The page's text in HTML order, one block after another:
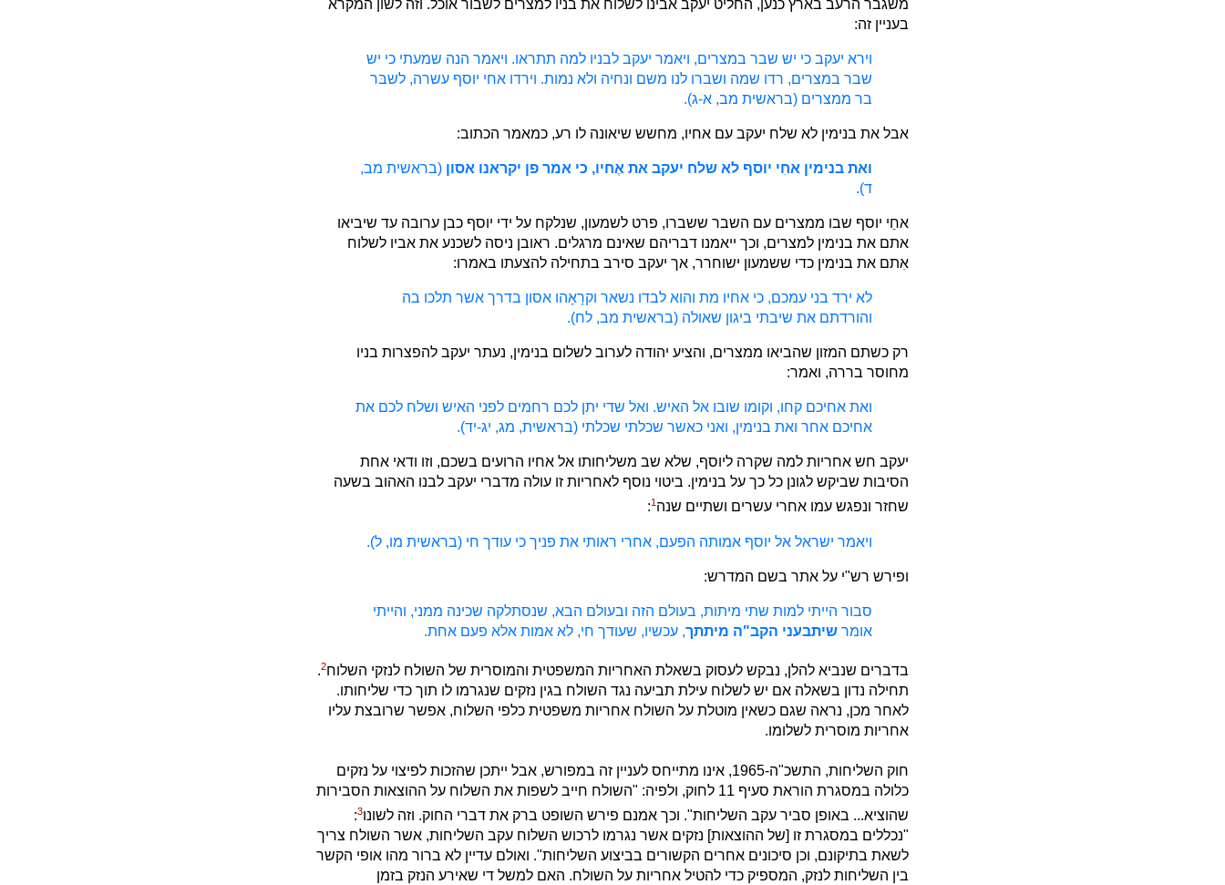
משגבר הרעב בארץ כנען, החליט יעקב אבינו לשלוח את בניו למצרים לשבור אוכל. וזה לשון המקרא
בעניין זה:
וירא יעקב כי יש שבר במצרים, ויאמר יעקב לבניו למה תתראו. ויאמר הנה שמעתי כי יש
שבר במצרים, רדו שמה ושברו לנו משם ונחיה ולא נמות. וירדו אחי יוסף עשרה, לשבּר
בר ממצרים (בראשית מב, א-ג).
אבל את בנימין לא שלח יעקב עם אחיו, מחשש שיאונה לו רע, כמאמר הכתוב:
ואת בנימין אחִי יוסף לא שלח יעקב את אֶחיו, כי אמר פן יקראנו אסון (בראשית מב,
ד).
אחֵי יוסף שבו ממצרים עם השבר ששברו, פרט לשמעון, שנלקח על ידי יוסף כבן ערובה עד שיביאו
אתם את בנימין למצרים, וכך ייאמנו דבריהם שאינם מרגלים. ראובן ניסה לשכנע את אביו לשלוח
אִתם את בנימין כדי ששמעון ישוחרר, אך יעקב סירב בתחילה להצעתו באמרו:
לא ירד בני עמכם, כי אחיו מת והוא לבדו נשאר וקרָאָהו אסון בדרך אשר תלכו בה
והורדתם את שיבתי ביגון שאולה (בראשית מב, לח).
רק כשתם המזון שהביאו ממצרים, והציע יהודה לערוב לשלום בנימין, נעתר יעקב להפצרות בניו
מחוסר בררה, ואמר:
ואת אחיכם קחו, וקומו שובו אל האיש. ואל שדי יתן לכם רחמים לפני האיש ושלח לכם את
אחיכם אחר ואת בנימין, ואני כאשר שכלתי שכלתי (בראשית, מג, יג-יד).
יעקב חש אחריות למה שקרה ליוסף, שלא שב משליחותו אל אחיו הרועים בשכם, וזו ודאי אחת
הסיבות שביקש לגונן כל כך על בנימין. ביטוי נוסף לאחריות זו עולה מדברי יעקב לבנו האהוב בשעה
שחזר ונפגש עמו אחרי עשרים ושתיים שנה1
:
ויאמר ישראל אל יוסף אמותה הפעם, אחרי ראותי את פניך כי עודך חי (בראשית מו, ל).
ופירש רש"י על אתר בשם המדרש:
סבור הייתי למות שתי מיתות, בעולם הזה ובעולם הבא, שנסתלקה שכינה ממני, והייתי
אומר שיתבעני הקב"ה מיתתך, עכשיו, שעודך חי, לא אמות אלא פעם אחת.
בדברים שנביא להלן, נבקש לעסוק בשאלת האחריות המשפטית והמוסרית של השולח לנזקי השלוח2
.
תחילה נדון בשאלה אם יש לשלוח עילת תביעה נגד השולח בגין נזקים שנגרמו לו תוך כדי שליחותו.
לאחר מכן, נראה שגם כשאין מוטלת על השולח אחריות משפטית כלפי השלוח, אפשר שרובצת עליו
אחריות מוסרית לשלומו.
חוק השליחות, התשכ"ה-1965, אינו מתייחס לעניין זה במפורש, אבל ייתכן שהזכות לפיצוי על נזקים
כלולה במסגרת הוראת סעיף 11 לחוק, ולפיה: "השולח חייב לשפות את השלוח על ההוצאות הסבירות
שהוציא... באופן סביר עקב השליחות". וכך אמנם פירש השופט ברק את דברי החוק. וזה לשונו3
:
"נכללים במסגרת זו [של ההוצאות] נזקים אשר נגרמו לרכוש השלוח עקב השליחות, אשר השולח צריך
לשאת בתיקונם, וכן סיכונים אחרים הקשורים בביצוע השליחות". ואולם עדיין לא ברור מהו אופי הקשר
בין השליחות לנזק, המספיק כדי להטיל אחריות על השולח. האם למשל די שאירע הנזק בזמן